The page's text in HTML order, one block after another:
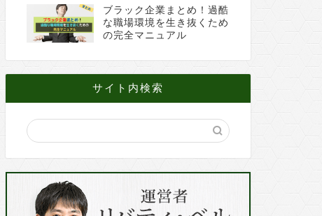
ブラック企業まとめ！過酷
な職場環境を生き抜くため
の完全マニュアル
サイト内検索